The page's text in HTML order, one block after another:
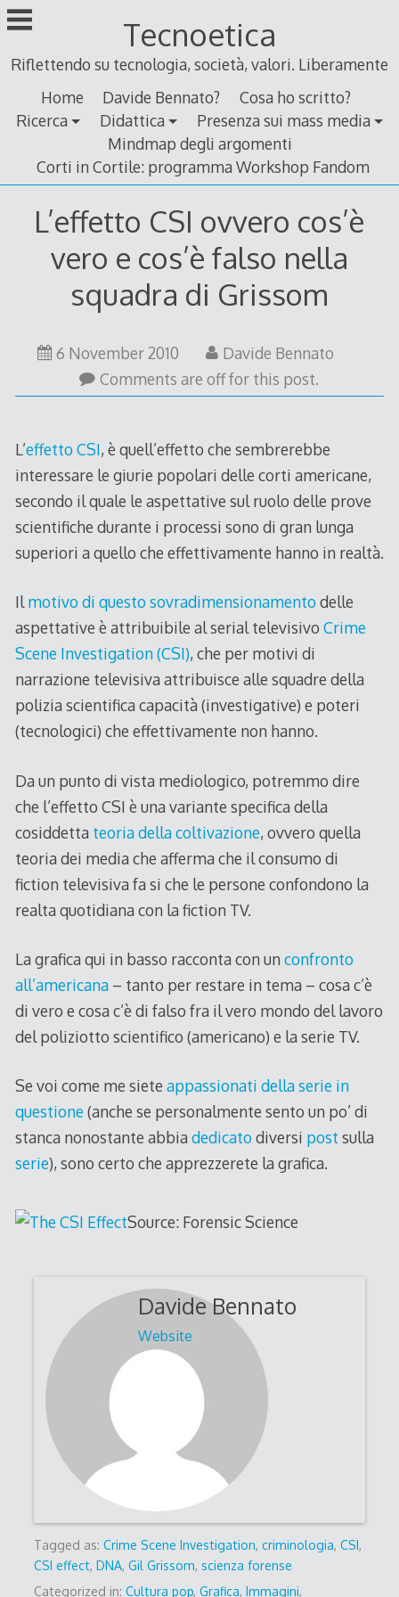
Skip
to
Tecnoetica
Riflettendo su tecnologia, società, valori. Liberamente
Home
Davide Bennato?
Cosa ho scritto?
Ricerca
Didattica
Presenza sui mass media
Mindmap degli argomenti
Corti in Cortile: programma Workshop Fandom
L’effetto CSI ovvero cos’è
vero e cos’è falso nella
squadra di Grissom
6 November 2010
October
Davide Bennato
Comments are off for this post.
L’effetto CSI, è quell’effetto che sembrerebbe
interessare le giurie popolari delle corti americane,
secondo il quale le aspettative sul ruolo delle prove
scientifiche durante i processi sono di gran lunga
superiori a quello che effettivamente hanno in realtà.
Ilmotivo di questo sovradimensionamentodelle
aspettative è attribuibile al serial televisivo Crime
Scene Investigation (CSI), che per motivi di
narrazione televisiva attribuisce alle squadre della
polizia scientifica capacità (investigative) e poteri
(tecnologici) che effettivamente non hanno.
Da un punto di vista mediologico, potremmo dire
che l’effetto CSI è una variante specifica della
cosiddetta teoria della coltivazione, ovvero quella
teoria dei media che afferma che il consumo di
fiction televisiva fa si che le persone confondono la
realta quotidiana con la fiction TV.
La grafica qui in basso racconta con unconfronto
all’americana– tanto per restare in tema – cosa c’è
di vero e cosa c’è di falso fra il vero mondo del lavoro
del poliziotto scientifico (americano) e la serie TV.
Se voi come me siete appassionati della serie in
questione(anche se personalmente sento un po’ di
stanca nonostante abbiadedicatodiversi post sulla
serie), sono certo che apprezzerete la grafica.
Source: Forensic Science
Davide Bennato
Website
Tagged as: Crime Scene Investigation, criminologia, CSI,
CSI effect, DNA, Gil Grissom, scienza forense
Categorized in: Cultura pop, Grafica, Immagini,